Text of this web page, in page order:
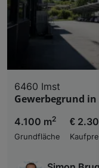
6460 Imst
Gewerbegrund
4.100 m2
Grundfläche
€